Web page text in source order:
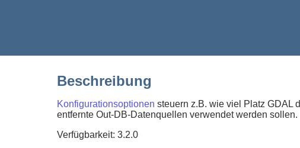
Beschreibung
Konfigurationsoptionen steuern z.B. wie viel Platz GDAL
entfernte Out-DB-Datenquellen verwendet werden sollen.
Verfügbarkeit: 3.2.0